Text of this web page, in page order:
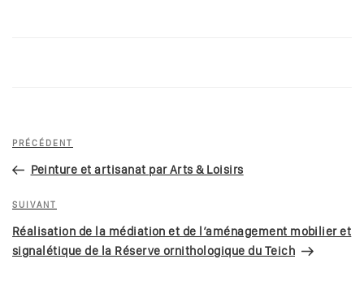
Navigation
l’article
Article
précédent
PRÉCÉDENT
Peinture et artisanat par Arts & Loisirs
Article
suivant
SUIVANT
Réalisation de la médiation et de l’aménagement mobilier et
signalétique de la Réserve ornithologique du Teich